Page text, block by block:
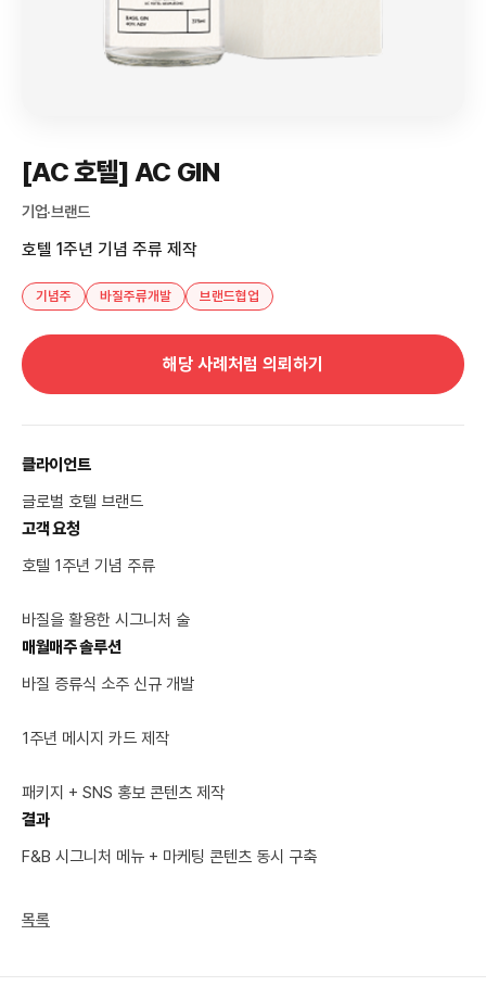
[AC 호텔] AC GIN
기업·브랜드
호텔 1주년 기념 주류 제작
기념주 바질주류개발 브랜드협업
해당 사례처럼 의뢰하기
클라이언트
글로벌 호텔 브랜드
고객 요청
호텔 1주년 기념 주류
바질을 활용한 시그니처 술
매월매주 솔루션
바질 증류식 소주 신규 개발
1주년 메시지 카드 제작
패키지 + SNS 홍보 콘텐츠 제작
결과
F&B 시그니처 메뉴 + 마케팅 콘텐츠 동시 구축
목록